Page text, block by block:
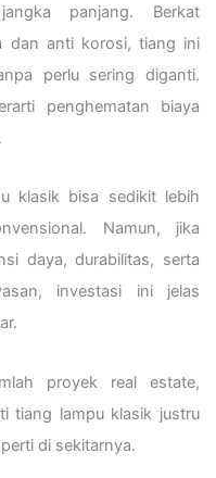
panjang. Berkat
dan anti korosi, tiang ini
perlu sering diganti.
penghematan biaya
klasik bisa sedikit lebih
Namun, jika
daya, durabilitas, serta
investasi ini jelas
proyek real estate,
tiang lampu klasik justru
di sekitarnya.